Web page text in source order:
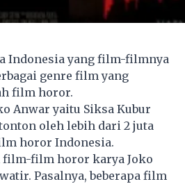
Indonesia yang film-filmnya
genre film yang
film horor.
Anwar yaitu Siksa Kubur
oleh lebih dari 2 juta
horor Indonesia.
film-film horor karya Joko
Pasalnya, beberapa film